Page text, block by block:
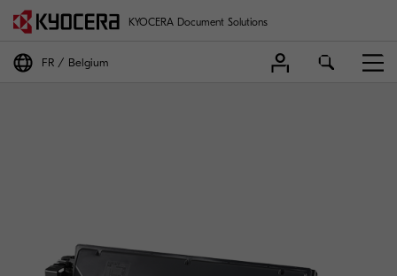
KYOCERA Document Solutions
FR Belgium